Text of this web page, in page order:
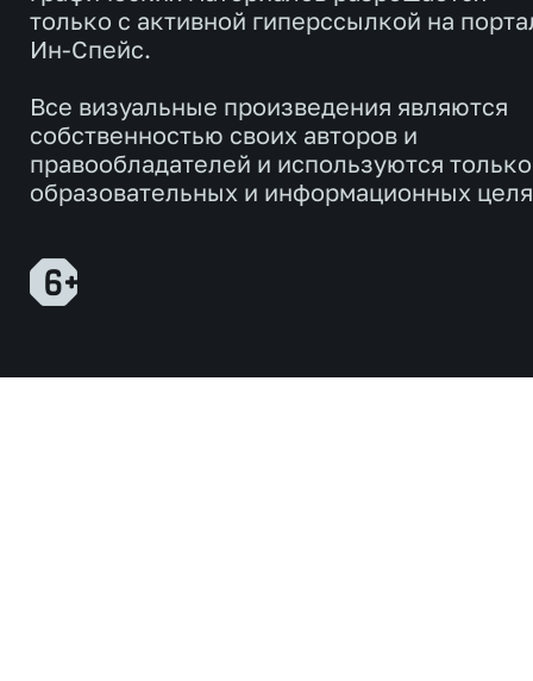
только с активной гиперссылкой на
Ин-Спейс.
Все визуальные произведения являются
собственностью своих авторов и
правообладателей и используются
образовательных и информационных